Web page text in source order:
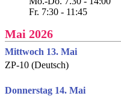
Fr. 7:30 - 11:45
Mai 2026
Mittwoch 13. Mai
ZP-10 (Deutsch)
Donnerstag 14. Mai